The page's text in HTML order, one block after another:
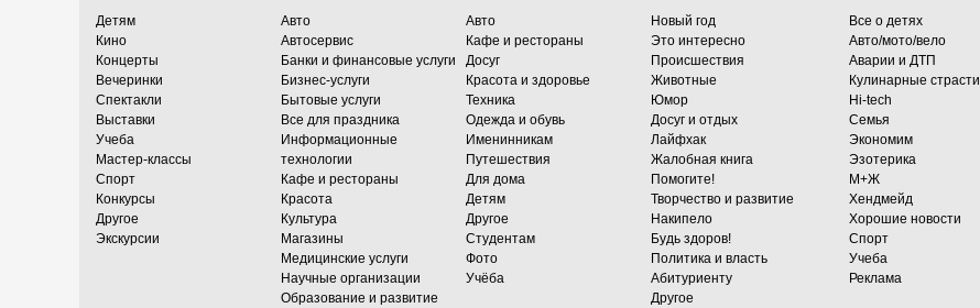
Детям
Кино
Концерты
Вечеринки
Спектакли
Выставки
Учеба
Мастер-классы
Спорт
Конкурсы
Другое
Экскурсии
Авто
Автосервис
Банки и финансовые услуги
Бизнес-услуги
Бытовые услуги
Все для праздника
Информационные
технологии
Кафе и рестораны
Красота
Культура
Магазины
Медицинские услуги
Научные организации
Образование и развитие
Авто
Кафе и рестораны
Досуг
Красота и здоровье
Техника
Одежда и обувь
Именинникам
Путешествия
Для дома
Детям
Другое
Студентам
Фото
Учёба
Новый год
Все о детях
Это интересно
Авто/мото/вело
Происшествия
Аварии и ДТП
Животные
Кулинарные страсти
Юмор
Hi-tech
Досуг и отдых
Семья
Лайфхак
Экономим
Жалобная книга
Эзотерика
Помогите!
М+Ж
Творчество и развитие
Хендмейд
Накипело
Хорошие новости
Будь здоров!
Спорт
Политика и власть
Учеба
Абитуриенту
Реклама
Другое